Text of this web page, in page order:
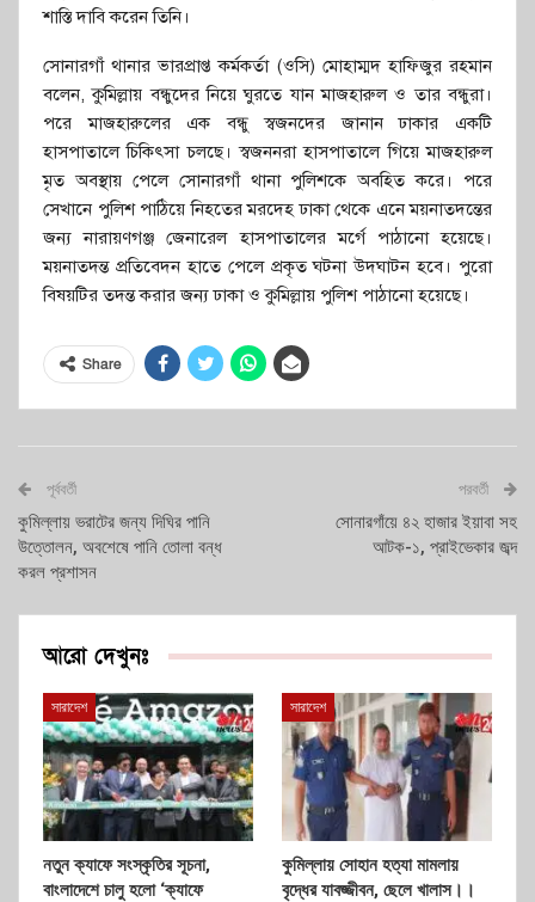
শাস্তি দাবি করেন তিনি।
সোনারগাঁ থানার ভারপ্রাপ্ত কর্মকর্তা (ওসি) মোহাম্মদ হাফিজুর রহমান
বলেন, কুমিল্লায় বন্ধুদের নিয়ে ঘুরতে যান মাজহারুল ও তার বন্ধুরা।
পরে মাজহারুলের এক বন্ধু স্বজনদের জানান ঢাকার একটি
হাসপাতালে চিকিৎসা চলছে। স্বজননরা হাসপাতালে গিয়ে মাজহারুল
মৃত অবস্থায় পেলে সোনারগাঁ থানা পুলিশকে অবহিত করে। পরে
সেখানে পুলিশ পাঠিয়ে নিহতের মরদেহ ঢাকা থেকে এনে ময়নাতদন্তের
জন্য নারায়ণগঞ্জ জেনারেল হাসপাতালের মর্গে পাঠানো হয়েছে।
ময়নাতদন্ত প্রতিবেদন হাতে পেলে প্রকৃত ঘটনা উদঘাটন হবে। পুরো
বিষয়টির তদন্ত করার জন্য ঢাকা ও কুমিল্লায় পুলিশ পাঠানো হয়েছে।
Share
পূর্ববর্তী
কুমিল্লায় ভরাটের জন্য দিঘির পানি
উত্তোলন, অবশেষে পানি তোলা বন্ধ
করল প্রশাসন
পরবর্তী
সোনারগাঁয়ে ৪২ হাজার ইয়াবা সহ
আটক-১, প্রাইভেকার জব্দ
আরো দেখুনঃ
সারাদেশ
নতুন ক্যাফে সংস্কৃতির সূচনা,
বাংলাদেশে চালু হলো ‘ক্যাফে
সারাদেশ
কুমিল্লায় সোহান হত্যা মামলায়
বৃদ্ধের যাবজ্জীবন, ছেলে খালাস।।